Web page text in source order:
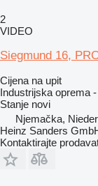
2
VIDEO
Siegmund 16,
Cijena na upit
Industrijska oprema
Stanje novi
Njemačka,
Heinz Sanders
Kontaktirajte